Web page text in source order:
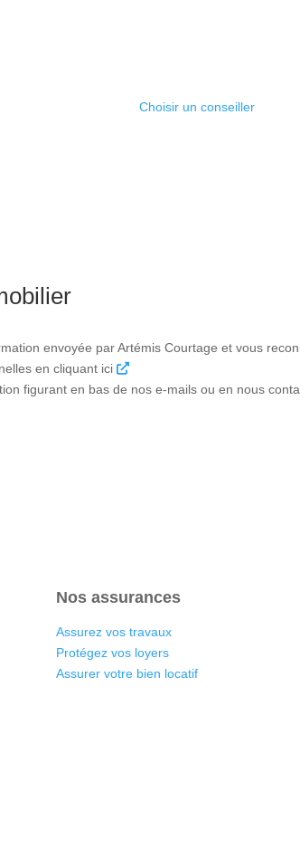
Choisir un conseiller
envoyée par Artémis Courtage et vous
en cliquant ici
figurant en bas de nos e-mails ou en nous
Nos assurances
Assurez vos travaux
Protégez vos loyers
Assurer votre bien locatif